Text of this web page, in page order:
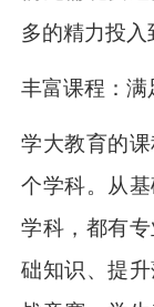
多的精力投入
丰富课程：满
学大教育的
个学科。从
学科，都有
础知识、提